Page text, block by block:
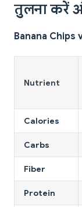
तुलना करें
Banana Chips
Nutrient
Calories
Carbs
Fiber
Protein